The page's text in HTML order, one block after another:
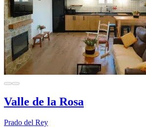
Valle de la Rosa
Prado del Rey